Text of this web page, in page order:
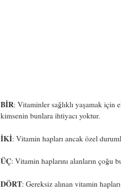
BİR: Vitaminler sağlıklı yaşamak için
kimsenin bunlara ihtiyacı yoktur.
İKİ: Vitamin hapları ancak özel
ÜÇ: Vitamin haplarını alanların çoğu
DÖRT: Gereksiz alınan vitamin